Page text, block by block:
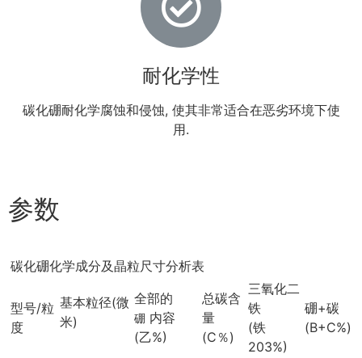
耐化学性
碳化硼耐化学腐蚀和侵蚀, 使其非常适合在恶劣环境下使
用.
参数
碳化硼化学成分及晶粒尺寸分析表
型号/粒
度
基本粒径(微
米)
全部的
硼 内容
(乙%)
总碳含
量
(C％)
三氧化二
铁
(铁
203%)
硼+碳
(B+C%)